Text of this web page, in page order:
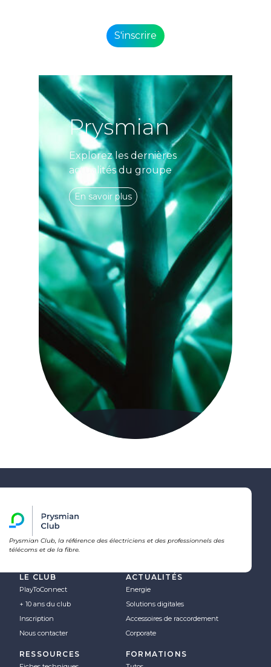
Prysmian
Explorez les dernières
actualités du groupe
En savoir plus
Prysmian Club, la référence des électriciens et des professionnels des
télécoms et de la fibre.
LE CLUB
PlayToConnect
+ 10 ans du club
Inscription
Nous contacter
ACTUALITÉS
Energie
Solutions digitales
Accessoires de raccordement
Corporate
RESSOURCES FORMATIONS